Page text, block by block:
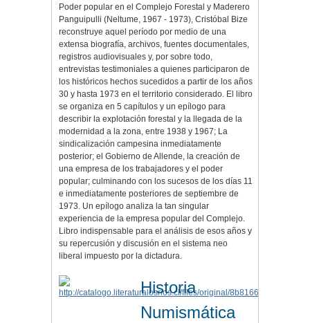
Poder popular en el Complejo Forestal y Maderero
Panguipulli (Neltume, 1967 - 1973), Cristóbal Bize
reconstruye aquel período por medio de una
extensa biografía, archivos, fuentes documentales,
registros audiovisuales y, por sobre todo,
entrevistas testimoniales a quienes participaron de
los históricos hechos sucedidos a partir de los años
30 y hasta 1973 en el territorio considerado. El libro
se organiza en 5 capítulos y un epílogo para
describir la explotación forestal y la llegada de la
modernidad a la zona, entre 1938 y 1967; La
sindicalización campesina inmediatamente
posterior; el Gobierno de Allende, la creación de
una empresa de los trabajadores y el poder
popular; culminando con los sucesos de los días 11
e inmediatamente posteriores de septiembre de
1973. Un epílogo analiza la tan singular
experiencia de la empresa popular del Complejo.
Libro indispensable para el análisis de esos años y
su repercusión y discusión en el sistema neo
liberal impuesto por la dictadura.
Historia
Numismática